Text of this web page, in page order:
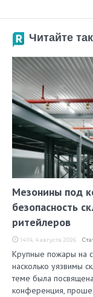
Читайте
Мезонины под
безопасность
ритейлеров
14:14, 4 августа 2026
Крупные пожары на
насколько уязвимы
теме была
конференция,